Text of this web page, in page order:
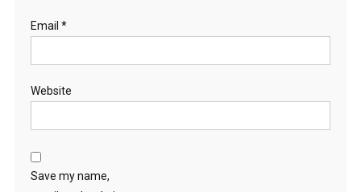
Email *
Website
Save my name,